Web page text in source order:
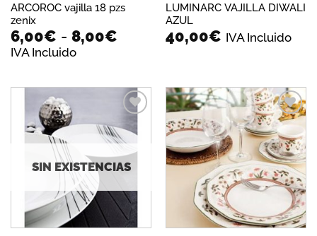
ARCOROC vajilla 18 pzs
zenix
6,00€ - 8,00€Rango
6,00€
hasta
8,00€
IVA Incluido
LUMINARC VAJILLA DIWALI
AZUL
40,00€ IVA Incluido
Añadir
a la
deseos
SIN EXISTENCIAS
Añadir
a la
lista de
deseos